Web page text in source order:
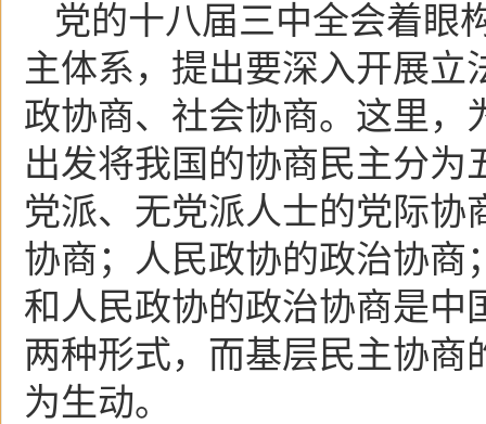
党的十八届三中全会着眼
主体系，提出要深入开展
政协商、社会协商。这里，
出发将我国的协商民主分
党派、无党派人士的党际协
协商；人民政协的政治协商
和人民政协的政治协商是中
两种形式，而基层民主协商
为生动。